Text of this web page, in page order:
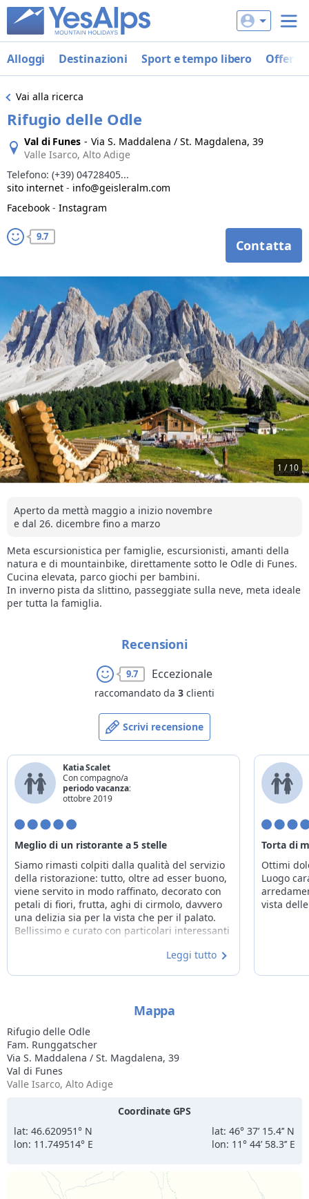
Alloggi Destinazioni Sport e tempo libero Offerte
Vai alla ricerca
Rifugio delle Odle
Val di Funes - Via S. Maddalena / St. Magdalena, 39
Valle Isarco, Alto Adige
Telefono: (+39) 04728405...
sito internet - info@geisleralm.com
Facebook - Instagram
9.7
Contatta
1 / 10
Meta escursionistica per famiglie, escursionisti, amanti della
natura e di mountainbike, direttamente sotto le Odle di Funes.
Cucina elevata, parco giochi per bambini.
In inverno pista da slittino, passeggiate sulla neve, meta ideale
per tutta la famiglia.
Aperto da mettà maggio a inizio novembre
e dal 26. dicembre fino a marzo
Recensioni
9.7 Eccezionale
raccomandato da 3 clienti
Scrivi recensione
Katia Scalet
Con compagno/a
periodo vacanza:
ottobre 2019
Meglio di un ristorante a 5 stelle
Siamo rimasti colpiti dalla qualità del servizio
della ristorazione: tutto, oltre ad esser buono,
viene servito in modo raffinato, decorato con
petali di fiori, frutta, aghi di cirmolo, davvero
una delizia sia per la vista che per il palato.
Bellissimo e curato con particolari interessanti
Leggi tutto
Torta di
Ottimi
Luogo
vista
Mappa
Rifugio delle Odle
Fam. Runggatscher
Via S. Maddalena / St. Magdalena, 39
Val di Funes
Valle Isarco, Alto Adige
Coordinate GPS
lat: 46.620951° N
lon: 11.749514° E
lat: 46° 37’ 15.4’’ N
lon: 11° 44’ 58.3’’ E